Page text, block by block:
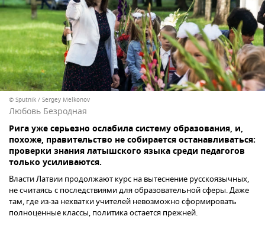
© Sputnik / Sergey Melkonov
Любовь Безродная
Рига уже серьезно ослабила систему образования, и,
похоже, правительство не собирается останавливаться:
проверки знания латышского языка среди педагогов
только усиливаются.
Власти Латвии продолжают курс на вытеснение русскоязычных,
не считаясь с последствиями для образовательной сферы. Даже
там, где из-за нехватки учителей невозможно сформировать
полноценные классы, политика остается прежней.